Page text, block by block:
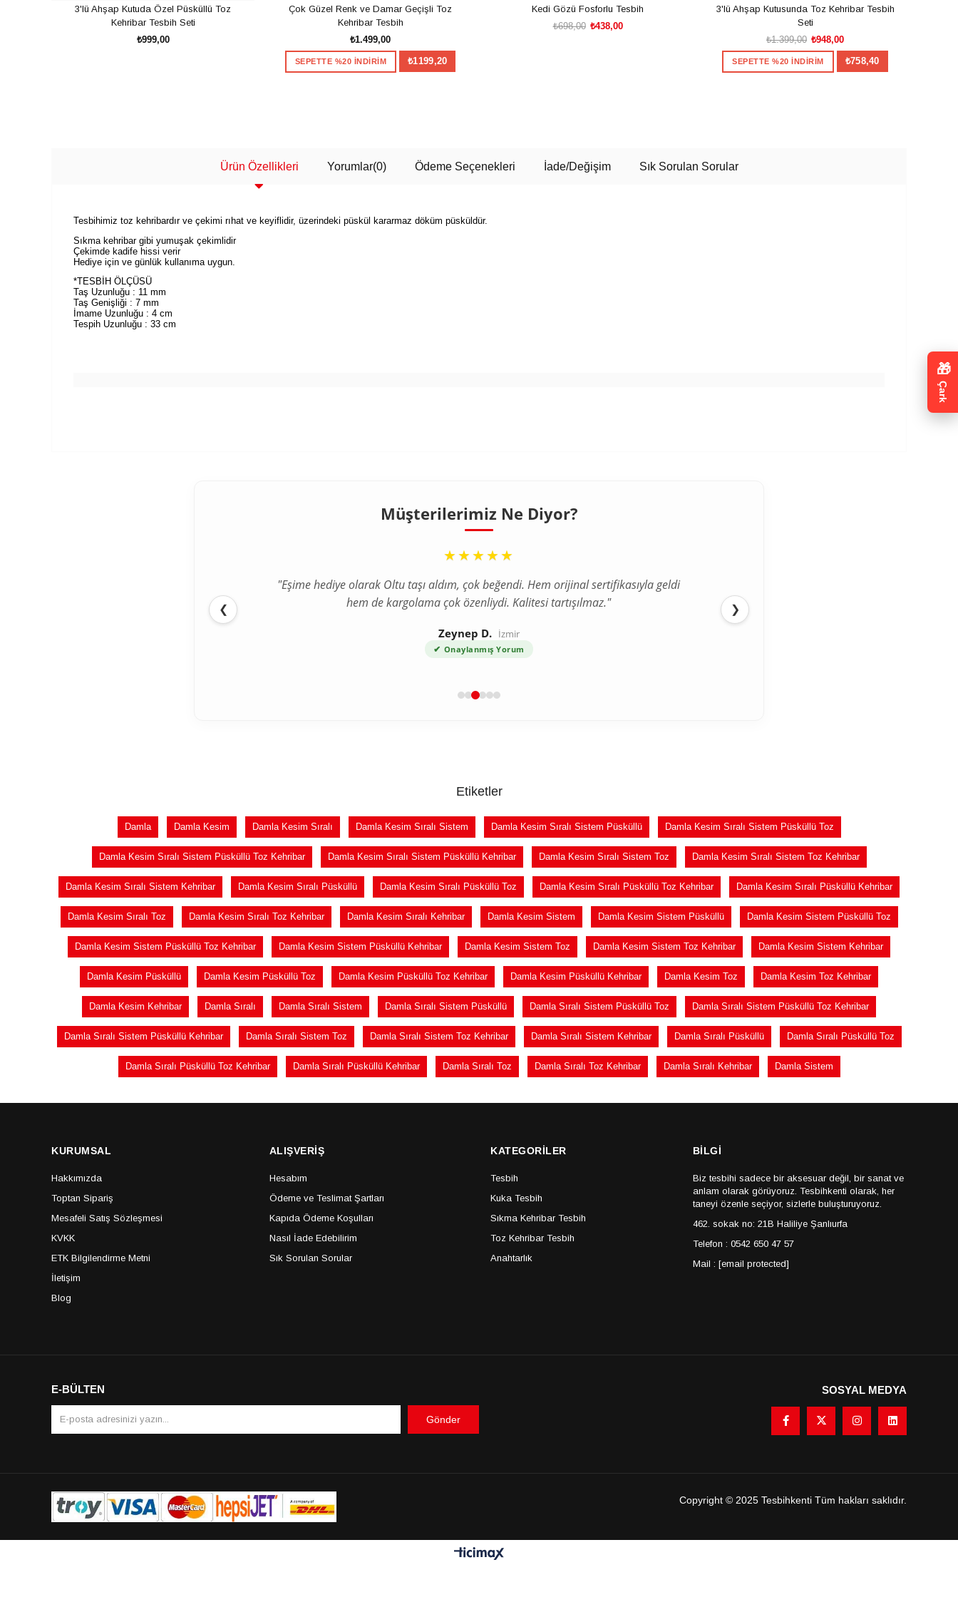
3'lü Ahşap Kutuda Özel Püsküllü Toz
Kehribar Tesbih Seti
₺999,00
Çok Güzel Renk ve Damar Geçişli Toz
Kehribar Tesbih
₺1.499,00
SEPETTE %20 İNDİRİM ₺1199,20
Kedi Gözü Fosforlu Tesbih
₺438,00
₺698,00
3'lü Ahşap Kutusunda Toz Kehribar Tesbih
Seti
₺948,00
₺1.399,00
SEPETTE %20 İNDİRİM ₺758,40
Ürün Özellikleri Yorumlar(0) Ödeme Seçenekleri İade/Değişim Sık Sorulan Sorular
Tesbihimiz toz kehribardır ve çekimi rıhat ve keyiflidir, üzerindeki püskül kararmaz döküm püsküldür.
Sıkma kehribar gibi yumuşak çekimlidir
Çekimde kadife hissi verir
Hediye için ve günlük kullanıma uygun.
*TESBİH ÖLÇÜSÜ
Taş Uzunluğu : 11 mm
Taş Genişliği : 7 mm
İmame Uzunluğu : 4 cm
Tespih Uzunluğu : 33 cm
Müşterilerimiz Ne Diyor?
❮
“
★★★★★
"Eşime hediye olarak Oltu taşı aldım, çok beğendi. Hem orijinal sertifikasıyla geldi
hem de kargolama çok özenliydi. Kalitesi tartışılmaz."
Zeynep D. İzmir
✔ Onaylanmış Yorum
❯
Etiketler
Damla Damla Kesim Damla Kesim Sıralı Damla Kesim Sıralı Sistem Damla Kesim Sıralı Sistem Püsküllü Damla Kesim Sıralı Sistem Püsküllü Toz
Damla Kesim Sıralı Sistem Püsküllü Toz Kehribar Damla Kesim Sıralı Sistem Püsküllü Kehribar Damla Kesim Sıralı Sistem Toz Damla Kesim Sıralı Sistem Toz Kehribar
Damla Kesim Sıralı Sistem Kehribar Damla Kesim Sıralı Püsküllü Damla Kesim Sıralı Püsküllü Toz Damla Kesim Sıralı Püsküllü Toz Kehribar Damla Kesim Sıralı Püsküllü Kehribar
Damla Kesim Sıralı Toz Damla Kesim Sıralı Toz Kehribar Damla Kesim Sıralı Kehribar Damla Kesim Sistem Damla Kesim Sistem Püsküllü Damla Kesim Sistem Püsküllü Toz
Damla Kesim Sistem Püsküllü Toz Kehribar Damla Kesim Sistem Püsküllü Kehribar Damla Kesim Sistem Toz Damla Kesim Sistem Toz Kehribar Damla Kesim Sistem Kehribar
Damla Kesim Püsküllü Damla Kesim Püsküllü Toz Damla Kesim Püsküllü Toz Kehribar Damla Kesim Püsküllü Kehribar Damla Kesim Toz Damla Kesim Toz Kehribar
Damla Kesim Kehribar Damla Sıralı Damla Sıralı Sistem Damla Sıralı Sistem Püsküllü Damla Sıralı Sistem Püsküllü Toz Damla Sıralı Sistem Püsküllü Toz Kehribar
Damla Sıralı Sistem Püsküllü Kehribar Damla Sıralı Sistem Toz Damla Sıralı Sistem Toz Kehribar Damla Sıralı Sistem Kehribar Damla Sıralı Püsküllü Damla Sıralı Püsküllü Toz
Damla Sıralı Püsküllü Toz Kehribar Damla Sıralı Püsküllü Kehribar Damla Sıralı Toz Damla Sıralı Toz Kehribar Damla Sıralı Kehribar Damla Sistem
KURUMSAL
Hakkımızda
Toptan Sipariş
Mesafeli Satış Sözleşmesi
KVKK
ETK Bilgilendirme Metni
İletişim
Blog
ALIŞVERİŞ
Hesabım
Ödeme ve Teslimat Şartları
Kapıda Ödeme Koşulları
Nasıl İade Edebilirim
Sık Sorulan Sorular
KATEGORİLER
Tesbih
Kuka Tesbih
Sıkma Kehribar Tesbih
Toz Kehribar Tesbih
Anahtarlık
BİLGİ
Biz tesbihi sadece bir aksesuar değil, bir sanat ve
anlam olarak görüyoruz. Tesbihkenti olarak, her
taneyi özenle seçiyor, sizlerle buluşturuyoruz.
462. sokak no: 21B Haliliye Şanlıurfa
Telefon : 0542 650 47 57
Mail : [email protected]
E-BÜLTEN
Gönder
SOSYAL MEDYA
Copyright © 2025 Tesbihkenti Tüm hakları saklıdır.
🎁
Çark